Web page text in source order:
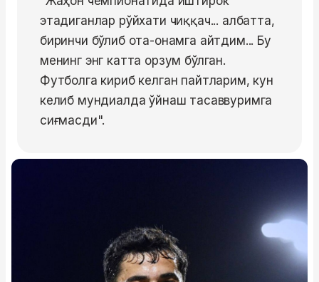
этадиганлар рўйхати чиққач... албатта,
биринчи бўлиб ота-онамга айтдим... Бу
менинг энг катта орзум бўлган.
Футболга кириб келган пайтларим, кун
келиб мундиалда ўйнаш тасаввуримга
сиғмасди".